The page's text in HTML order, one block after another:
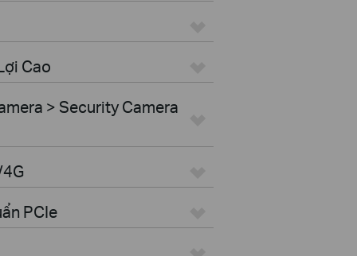
Cao
> Security Camera
PCIe